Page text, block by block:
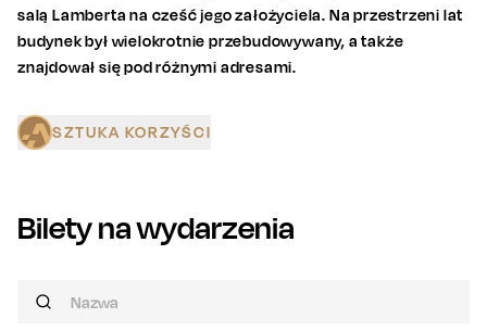
salą Lamberta na cześć jego założyciela. Na przestrzeni lat
budynek był wielokrotnie przebudowywany, a także
znajdował się pod różnymi adresami.
SZTUKA KORZYŚCI
Bilety na wydarzenia